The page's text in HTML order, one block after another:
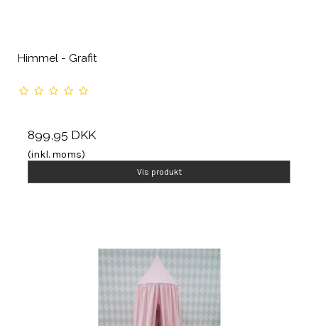
Himmel - Grafit
899,95 DKK
(inkl. moms)
Vis produkt